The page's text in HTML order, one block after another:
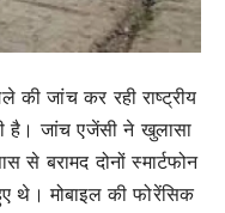
जांच कर रही राष्ट्रीय
है। जांच एजेंसी ने खुलासा
से बरामद दोनों स्मार्टफोन
थे। मोबाइल की फोरेंसिक